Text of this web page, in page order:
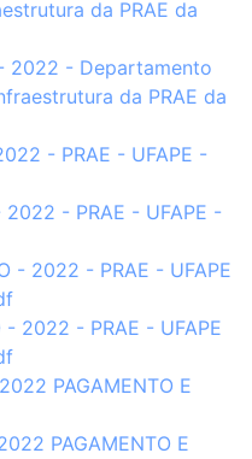
da PRAE da
2022 - Departamento
da PRAE da
- PRAE - UFAPE -
2022 - PRAE - UFAPE -
- 2022 - PRAE - UFAPE
- 2022 - PRAE - UFAPE
PAGAMENTO E
PAGAMENTO E